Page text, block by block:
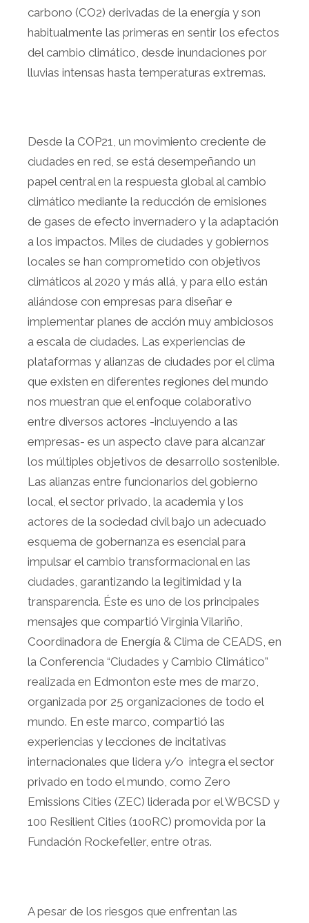
carbono (CO2) derivadas de la energía y son
habitualmente las primeras en sentir los efectos
del cambio climático, desde inundaciones por
lluvias intensas hasta temperaturas extremas.
Desde la COP21, un movimiento creciente de
ciudades en red, se está desempeñando un
papel central en la respuesta global al cambio
climático mediante la reducción de emisiones
de gases de efecto invernadero y la adaptación
a los impactos. Miles de ciudades y gobiernos
locales se han comprometido con objetivos
climáticos al 2020 y más allá, y para ello están
aliándose con empresas para diseñar e
implementar planes de acción muy ambiciosos
a escala de ciudades. Las experiencias de
plataformas y alianzas de ciudades por el clima
que existen en diferentes regiones del mundo
nos muestran que el enfoque colaborativo
entre diversos actores -incluyendo a las
empresas- es un aspecto clave para alcanzar
los múltiples objetivos de desarrollo sostenible.
Las alianzas entre funcionarios del gobierno
local, el sector privado, la academia y los
actores de la sociedad civil bajo un adecuado
esquema de gobernanza es esencial para
impulsar el cambio transformacional en las
ciudades, garantizando la legitimidad y la
transparencia. Éste es uno de los principales
mensajes que compartió Virginia Vilariño,
Coordinadora de Energía & Clima de CEADS, en
la Conferencia “Ciudades y Cambio Climático”
realizada en Edmonton este mes de marzo,
organizada por 25 organizaciones de todo el
mundo. En este marco, compartió las
experiencias y lecciones de incitativas
internacionales que lidera y/o integra el sector
privado en todo el mundo, como Zero
Emissions Cities (ZEC) liderada por el WBCSD y
100 Resilient Cities (100RC) promovida por la
Fundación Rockefeller, entre otras.
A pesar de los riesgos que enfrentan las